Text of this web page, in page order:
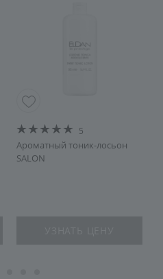
5
Ароматный тоник-лосьон
SALON